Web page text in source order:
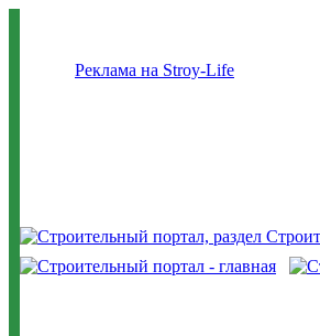
Реклама на Stroy-Life